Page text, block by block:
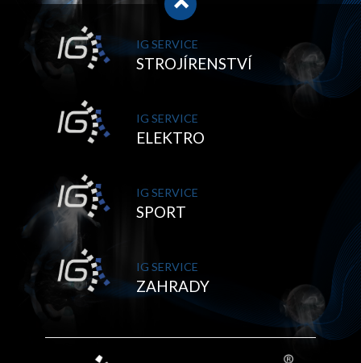
IG SERVICE
STROJÍRENSTVÍ
IG SERVICE
ELEKTRO
IG SERVICE
SPORT
IG SERVICE
ZAHRADY